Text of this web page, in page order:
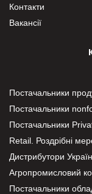
Контакти
Вакансії
Постачальники
Постачальники
Постачальники
Retail. Роздрібні
Дистрибутори
Агропромисловий
Постачальники